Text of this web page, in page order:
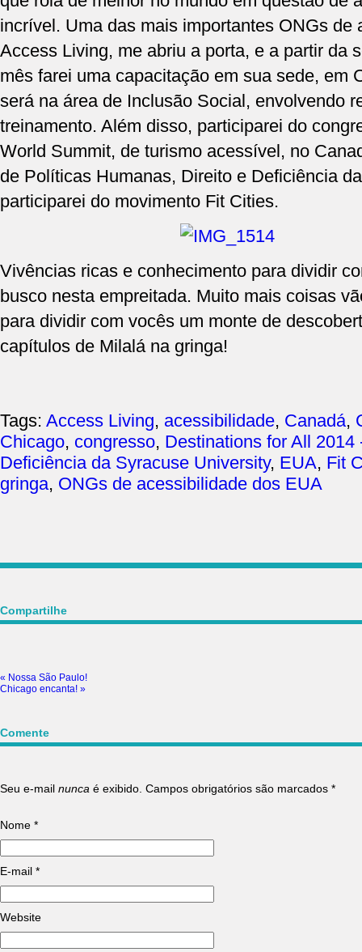
incrível. Uma das mais importantes ONGs de
Access Living, me abriu a porta, e a partir da
mês farei uma capacitação em sua sede, em
será na área de Inclusão Social, envolvendo
treinamento. Além disso, participarei do
World Summit, de turismo acessível, no
de Políticas Humanas, Direito e Deficiência
participarei do movimento Fit Cities.
Vivências ricas e conhecimento para dividir
busco nesta empreitada. Muito mais coisas
para dividir com vocês um monte de
capítulos de Milalá na gringa!
Tags: Access Living, acessibilidade, Canadá,
Chicago, congresso, Destinations for All 2014
Deficiência da Syracuse University, EUA, Fit
gringa, ONGs de acessibilidade dos EUA
Compartilhe
« Nossa São Paulo!
Chicago encanta! »
Comente
Seu e-mail nunca é exibido. Campos obrigatórios são marcados *
Nome *
E-mail *
Website